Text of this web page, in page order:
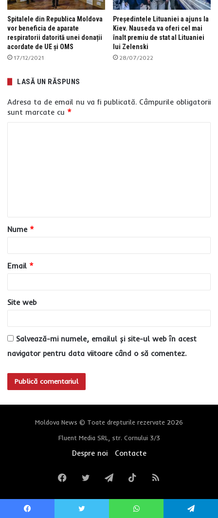
Spitalele din Republica Moldova
vor beneficia de aparate
respiratorii datorită unei donații
acordate de UE și OMS
17/12/2021
Președintele Lituaniei a ajuns la
Kiev. Nauseda va oferi cel mai
înalt premiu de stat al Lituaniei
lui Zelenski
28/07/2022
LASĂ UN RĂSPUNS
Adresa ta de email nu va fi publicată. Câmpurile obligatorii
sunt marcate cu *
a
r
*
Nume *
Email *
Site web
Salvează-mi numele, emailul și site-ul web în acest
navigator pentru data viitoare când o să comentez.
Moldova News © Toate drepturile rezervate 2026
Fluent Media SRL, str. Cornului 3/3
Despre noi Contacte
FacebookTwitterTelegramTikTokRSS